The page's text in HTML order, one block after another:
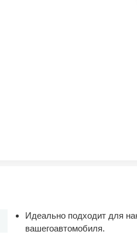
Идеально подходит для
вашегоавтомобиля.